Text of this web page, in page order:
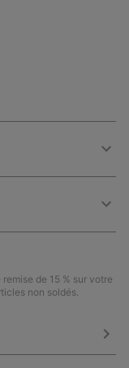
de 15 % sur votre
non soldés.